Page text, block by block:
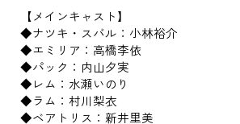
【メインキャスト】
◆ナツキ・スバル：小林裕介
◆エミリア：高橋李依
◆パック：内山夕実
◆レム：水瀬いのり
◆ラム：村川梨衣
◆ベアトリス：新井里美